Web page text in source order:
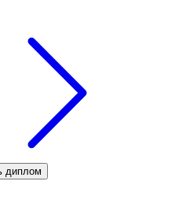
диплом